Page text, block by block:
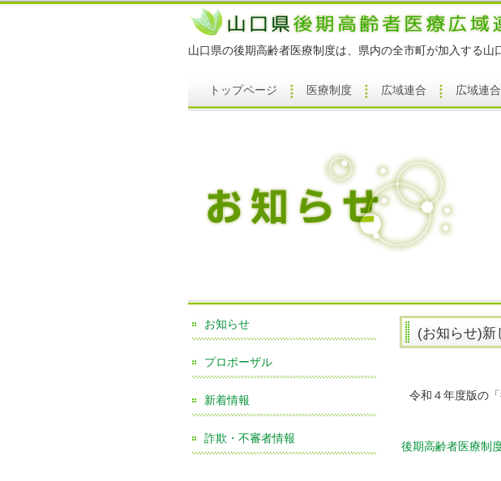
山口県の後期高齢者医療制度は、県内の全市町が加入する山
トップページ 医療制度 広域連合 広域連
(お知らせ)新
令和４年度版の
後期高齢者医療制
お知らせ
プロポーザル
新着情報
詐欺・不審者情報